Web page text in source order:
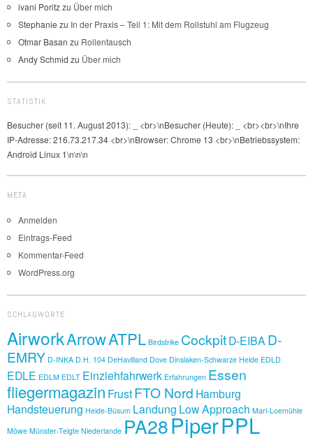
ivani Poritzzu Über mich
Stephanie zu In der Praxis – Teil 1: Mit dem Rollstuhl am Flugzeug
Otmar Basan zu Rollentausch
Andy Schmid zu Über mich
STATISTIK
Besucher (seit 11. August 2013): <br>\nBesucher (Heute):
<br><br>\nIhre
IP-Adresse: 216.73.217.34 <br>\nBrowser: Chrome 13 <br>\nBetriebssystem:
Android Linux 1\n\n\n
META
Anmelden
Eintrags-Feed
Kommentar-Feed
WordPress.org
SCHLAGWORTE
AirworkArrowATPL Birdstrike CockpitD-EIBA D-
EMRY D-INKA D.H. 104 DeHavilland Dove Dinslaken-Schwarze Heide EDLD
EDLE EDLM EDLT Einziehfahrwerk Erfahrungen Essen
fliegermagazin FrustFTO Nord Hamburg
Handsteuerung Heide-Büsum Landung Low Approach Marl-Loemühle
Möwe Münster-Telgte Niederlande PA28PiperPPL